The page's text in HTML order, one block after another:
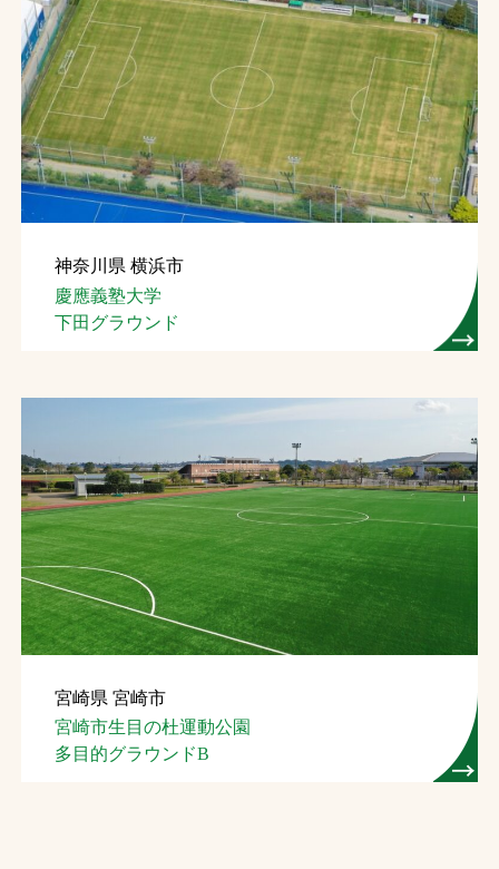
文字の見えづらさや操作にお困りの方へ
神奈川県 横浜市
慶應義塾大学
下田グラウンド
宮崎県 宮崎市
宮崎市生目の杜運動公園
多目的グラウンドB